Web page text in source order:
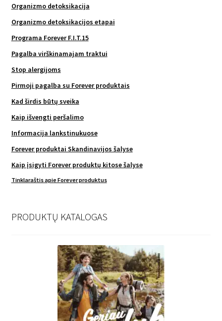
Organizmo detoksikacija
Organizmo detoksikacijos etapai
Programa Forever F.I.T.15
Pagalba virškinamajam traktui
Stop alergijoms
Pirmoji pagalba su Forever produktais
Kad širdis būtų sveika
Kaip išvengti peršalimo
Informacija lankstinukuose
Forever produktai Skandinavijos šalyse
Kaip įsigyti Forever produktų kitose šalyse
Tinklaraštis apie Forever produktus
PRODUKTŲ KATALOGAS